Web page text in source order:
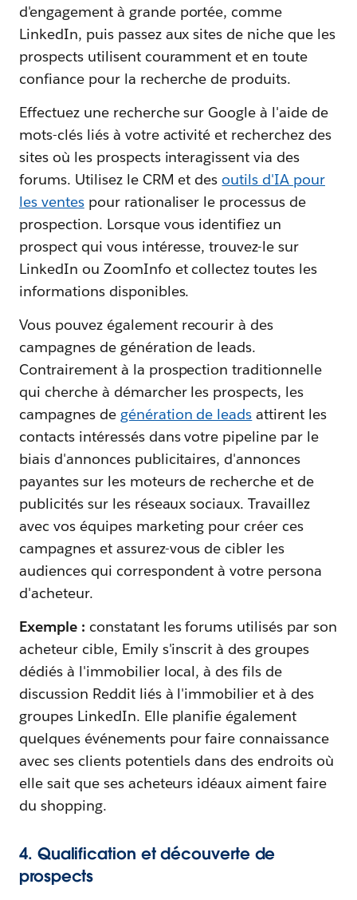
d'engagement à grande portée, comme
LinkedIn, puis passez aux sites de niche que les
prospects utilisent couramment et en toute
confiance pour la recherche de produits.
Effectuez une recherche sur Google à l'aide de
mots-clés liés à votre activité et recherchez des
sites où les prospects interagissent via des
forums. Utilisez le CRM et des outils d'IA pour
les ventespour rationaliser le processus de
prospection. Lorsque vous identifiez un
prospect qui vous intéresse, trouvez-le sur
LinkedIn ou ZoomInfo et collectez toutes les
informations disponibles.
Vous pouvez également recourir à des
campagnes de génération de leads.
Contrairement à la prospection traditionnelle
qui cherche à démarcher les prospects, les
campagnes de génération de leads attirent les
contacts intéressés dans votre pipeline par le
biais d'annonces publicitaires, d'annonces
payantes sur les moteurs de recherche et de
publicités sur les réseaux sociaux. Travaillez
avec vos équipes marketing pour créer ces
campagnes et assurez-vous de cibler les
audiences qui correspondent à votre persona
d'acheteur.
Exemple : constatant les forums utilisés par son
acheteur cible, Emily s'inscrit à des groupes
dédiés à l'immobilier local, à des fils de
discussion Reddit liés à l'immobilier et à des
groupes LinkedIn. Elle planifie également
quelques événements pour faire connaissance
avec ses clients potentiels dans des endroits où
elle sait que ses acheteurs idéaux aiment faire
du shopping.
4. Qualification et découverte de
prospects